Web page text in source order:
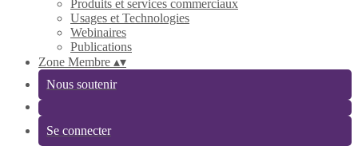
Produits et services commerciaux
Usages et Technologies
Webinaires
Publications
Zone Membre ▴▾
Nous soutenir
Se connecter